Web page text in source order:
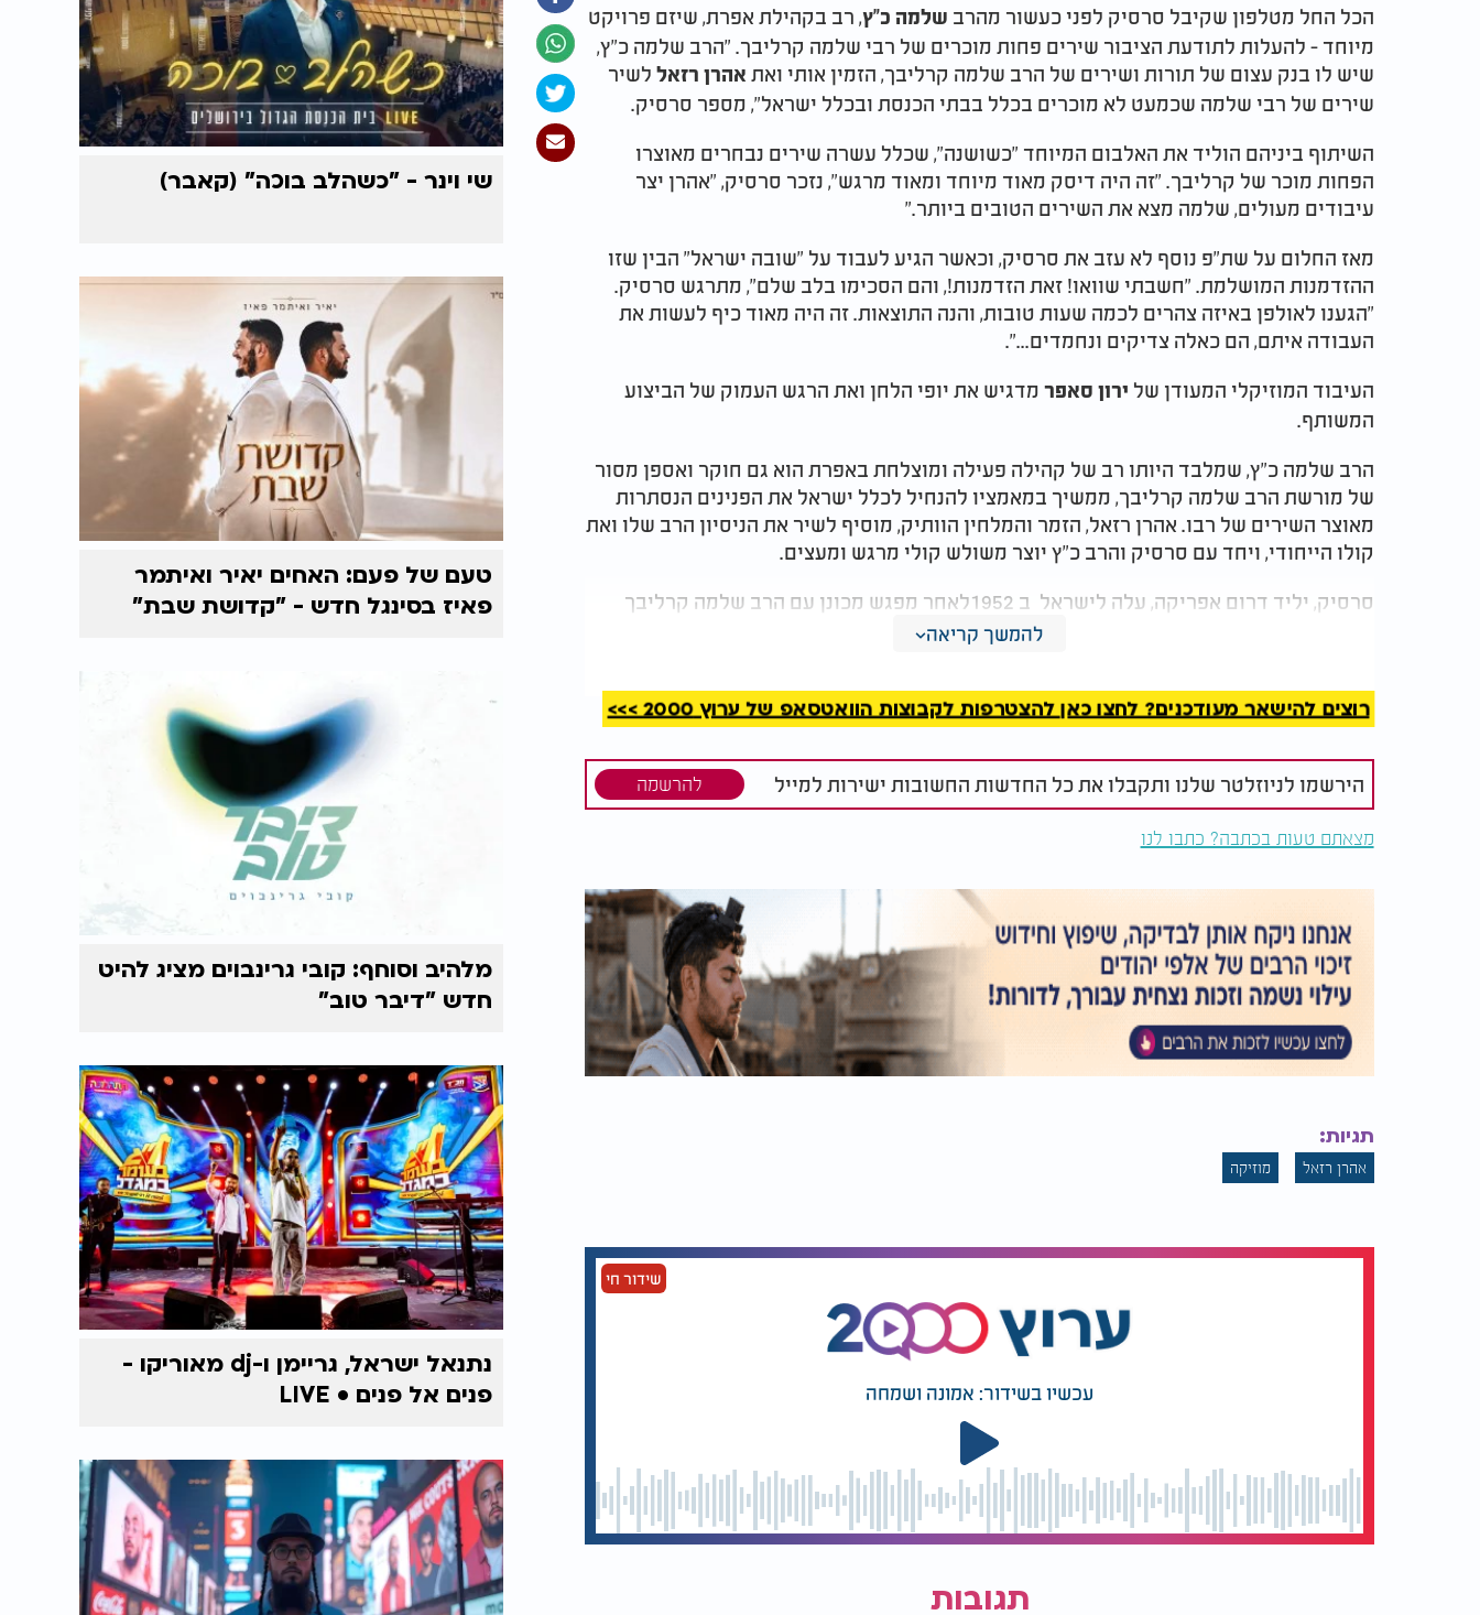
הכל החל מטלפון שקיבל סרסיק לפני כעשור מהרב שלמה כ"ץ, רב בקהילת אפרת, שיזם פרויקט
מיוחד - להעלות לתודעת הציבור שירים פחות מוכרים של רבי שלמה קרליבך. "הרב שלמה כ"ץ,
שיש לו בנק עצום של תורות ושירים של הרב שלמה קרליבך, הזמין אותי ואת אהרן רזאל לשיר
שירים של רבי שלמה שכמעט לא מוכרים בכלל בבתי הכנסת ובכלל ישראל", מספר סרסיק.
השיתוף ביניהם הוליד את האלבום המיוחד "כשושנה", שכלל עשרה שירים נבחרים מאוצרו
הפחות מוכר של קרליבך. "זה היה דיסק מאוד מיוחד ומאוד מרגש", נזכר סרסיק, "אהרן יצר
עיבודים מעולים, שלמה מצא את השירים הטובים ביותר".
מאז החלום על שת"פ נוסף לא עזב את סרסיק, וכאשר הגיע לעבוד על "שובה ישראל" הבין שזו
ההזדמנות המושלמת. "חשבתי שוואו! זאת הזדמנות!, והם הסכימו בלב שלם", מתרגש סרסיק.
"הגענו לאולפן באיזה צהרים לכמה שעות טובות, והנה התוצאות. זה היה מאוד כיף לעשות את
העבודה איתם, הם כאלה צדיקים ונחמדים...".
העיבוד המוזיקלי המעודן של ירון סאפר מדגיש את יופי הלחן ואת הרגש העמוק של הביצוע
המשותף.
הרב שלמה כ"ץ, שמלבד היותו רב של קהילה פעילה ומוצלחת באפרת הוא גם חוקר ואספן מסור
של מורשת הרב שלמה קרליבך, ממשיך במאמציו להנחיל לכלל ישראל את הפנינים הנסתרות
מאוצר השירים של רבו. אהרן רזאל, הזמר והמלחין הוותיק, מוסיף לשיר את הניסיון הרב שלו ואת
קולו הייחודי, ויחד עם סרסיק והרב כ"ץ יוצר משולש קולי מרגש ומעצים.
סרסיק, יליד דרום אפריקה, עלה לישראל ב 1952לאחר מפגש מכונן עם הרב שלמה קרליבך
באירופה. התקרב לעולם המוזיקה היהודית בישיבת התפוצות בהר ציון, ומאז פועל להפצת
בשנה האחרונה הוציא סרסיק סדרת סינגלים שכוללת את "ברוך כבוד השם", "ניגון הרבי",
"עבדים היינו" ו"אדון עולם", ובהמשך גם את "רבי נתן", כחלק מה-EPהחדש שלו. סרסיק מקדיש
את יצירותיו לכל עם ישראל, ובמיוחד ללוחמי צה"ל ומשפחותיהם בתקופה המאתגרת הנוכחית.
להמשך קריאה
רוצים להישאר מעודכנים? לחצו כאן להצטרפות לקבוצות הוואטסאפ של ערוץ 2000 >>>
הירשמו לניוזלטר שלנו ותקבלו את כל החדשות החשובות ישירות למייל להרשמה
מצאתם טעות בכתבה? כתבו לנו
תגיות:
אהרן רזאל מוזיקה
שידור חי
עכשיו בשידור: אמונה ושמחה
תגובות
שי וינר - "כשהלב בוכה" (קאבר)
טעם של פעם: האחים יאיר ואיתמר
פאיז בסינגל חדש - "קדושת שבת"
מלהיב וסוחף: קובי גרינבוים מציג להיט
חדש "דיבר טוב"
נתנאל ישראל, גריימן ו-dj מאוריקו -
פנים אל פנים • LIVE